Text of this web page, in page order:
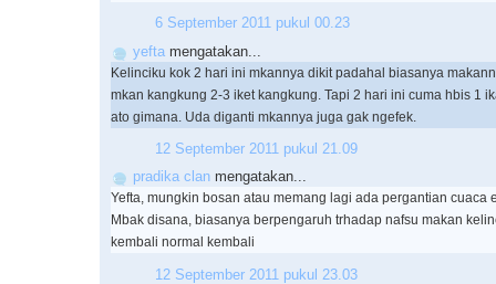
6 September 2011 pukul 00.23
yefta mengatakan...
Kelinciku kok 2 hari ini mkannya dikit padahal biasanya
mkan kangkung 2-3 iket kangkung. Tapi 2 hari ini cuma hbis 1
ato gimana. Uda diganti mkannya juga gak ngefek.
12 September 2011 pukul 21.09
pradika clan mengatakan...
Yefta, mungkin bosan atau memang lagi ada pergantian cuaca
Mbak disana, biasanya berpengaruh trhadap nafsu makan
kembali normal kembali
12 September 2011 pukul 23.03